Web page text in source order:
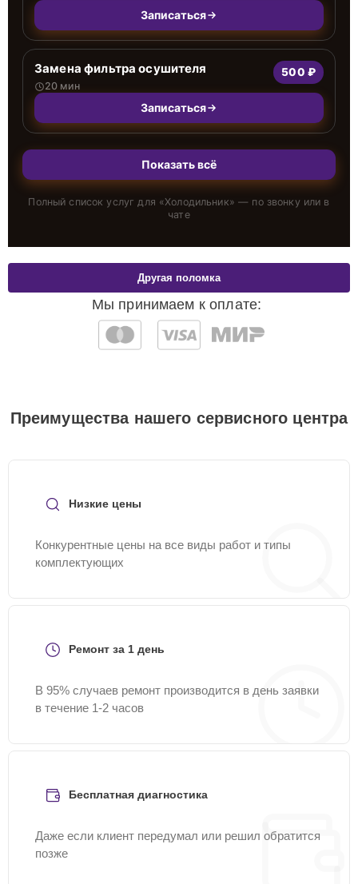
Записаться
Замена фильтра осушителя
20 мин
500 ₽
Записаться
Показать всё
Полный список услуг для «Холодильник» — по звонку или в
чате
Мы принимаем к оплате:
Другая поломка
Преимущества нашего сервисного центра
Низкие цены
Конкурентные цены на все виды работ и типы
комплектующих
Ремонт за 1 день
В 95% случаев ремонт производится в день заявки
в течение 1-2 часов
Бесплатная диагностика
Даже если клиент передумал или решил обратится
позже